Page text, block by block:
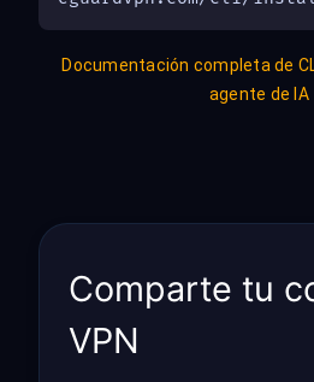
Documentación completa de
agente de IA
Comparte tu
VPN